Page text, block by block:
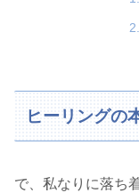
ヒーリングの
で、私なりに落ち